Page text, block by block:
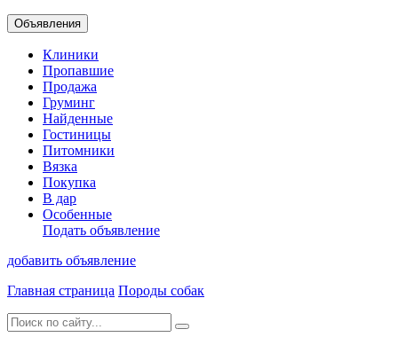
Объявления
Клиники
Пропавшие
Продажа
Груминг
Найденные
Гостиницы
Питомники
Вязка
Покупка
В дар
Особенные
Подать объявление
добавить объявление
Главная страница Породы собак